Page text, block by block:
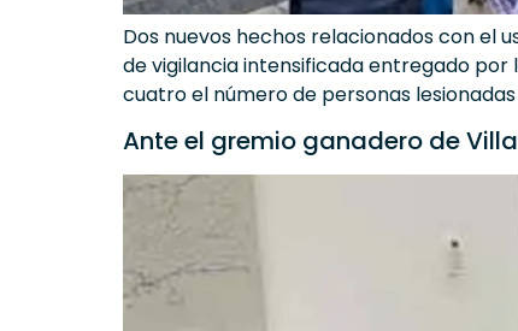
Dos nuevos hechos relacionados con el
de vigilancia intensificada entregado por
cuatro el número de personas
Ante el gremio ganadero de